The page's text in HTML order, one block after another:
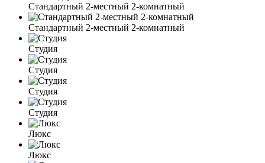
Стандартный 2-местный 2-комнатный
Стандартный 2-местный 2-комнатный
Студия
Студия
Студия
Студия
Люкс
Люкс